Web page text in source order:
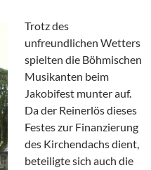
Trotz des
unfreundlichen Wetters
spielten die Böhmischen
Musikanten beim
Jakobifest munter auf.
Da der Reinerlös dieses
Festes zur Finanzierung
des Kirchendachs dient,
beteiligte sich auch die